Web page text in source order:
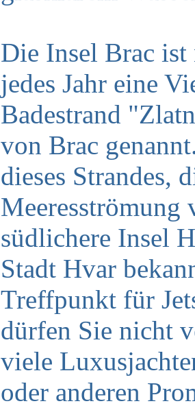
Die Insel Brac
jedes Jahr eine
Badestrand
von Brac
dieses Strandes,
Meeresströmung
südlichere Insel
Stadt Hvar
Treffpunkt für
dürfen Sie nicht
viele
oder anderen